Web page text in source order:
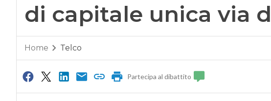
di capitale unica via
Home Telco
Partecipa al dibattito